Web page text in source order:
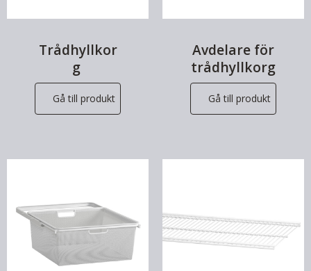
Trådhyllkor
g
Gå till produkt
Avdelare för
trådhyllkorg
Gå till produkt